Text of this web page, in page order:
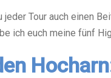
Tour auch einen
ich euch meine fünf